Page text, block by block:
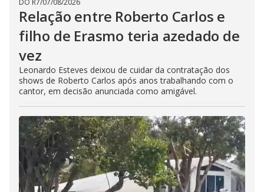
DO R7/07/08/2026
Relação entre Roberto Carlos e
filho de Erasmo teria azedado de
vez
Leonardo Esteves deixou de cuidar da contratação dos
shows de Roberto Carlos após anos trabalhando com o
cantor, em decisão anunciada como amigável.